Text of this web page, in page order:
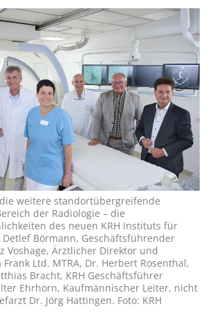
weitere standortübergreifende
der Radiologie – die
des neuen KRH Instituts für
Detlef Börmann, Geschäftsführender
Voshage, Ärztlicher Direktor und
Frank Ltd. MTRA, Dr. Herbert Rosenthal,
Bracht, KRH Geschäftsführer
Ehrhorn, Kaufmännischer Leiter, nicht
Dr. Jörg Hattingen. Foto: KRH